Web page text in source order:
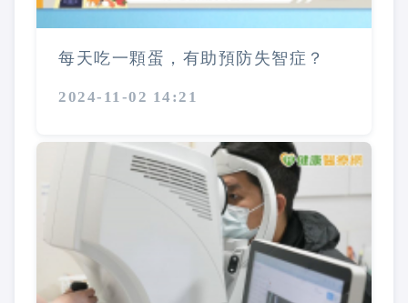
每天吃一顆蛋，有助預防失智症？
2024-11-02 14:21